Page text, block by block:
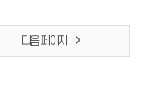
다음 페이지